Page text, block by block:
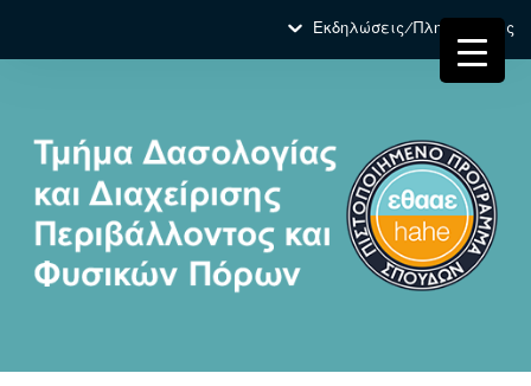
Εκδηλώσεις/Πληροφορίες